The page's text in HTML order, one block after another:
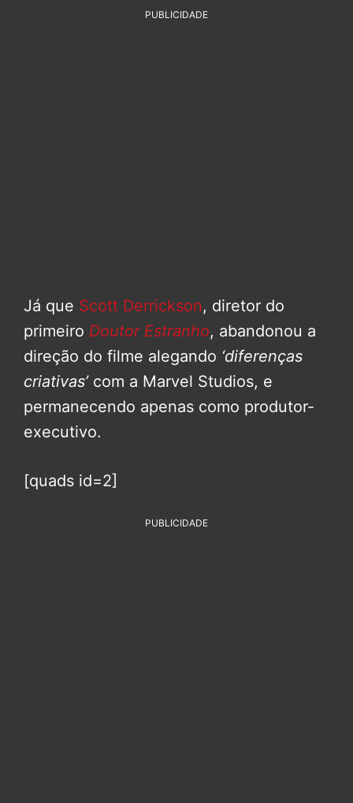
PUBLICIDADE
Já que Scott Derrickson, diretor do
primeiro Doutor Estranho, abandonou a
direção do filme alegando ‘diferenças
criativas’com a Marvel Studios, e
permanecendo apenas como produtor-
executivo.
[quads id=2]
PUBLICIDADE